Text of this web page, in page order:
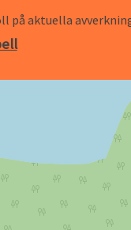
på aktuella